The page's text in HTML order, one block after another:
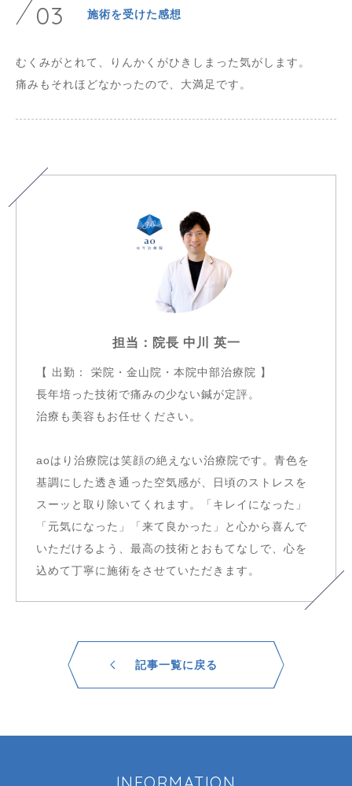
03 施術を受けた感想
むくみがとれて、りんかくがひきしまった気がします。
痛みもそれほどなかったので、大満足です。
担当：院長 中川 英一
【 出勤： 栄院・金山院・本院中部治療院 】
長年培った技術で痛みの少ない鍼が定評。
治療も美容もお任せください。
aoはり治療院は笑顔の絶えない治療院です。青色を
基調にした透き通った空気感が、日頃のストレスを
スーッと取り除いてくれます。「キレイになった」
「元気になった」「来て良かった」と心から喜んで
いただけるよう、最高の技術とおもてなしで、心を
込めて丁寧に施術をさせていただきます。
記事一覧に戻る